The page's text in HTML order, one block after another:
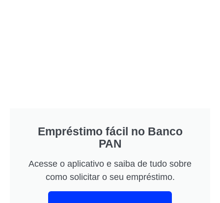
Empréstimo fácil no Banco
PAN
Acesse o aplicativo e saiba de tudo sobre
como solicitar o seu empréstimo.